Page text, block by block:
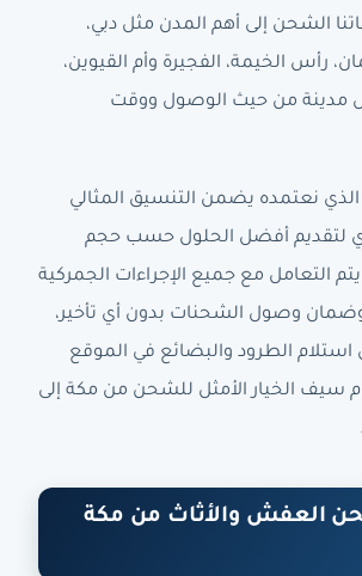
الشحن إلى أهم المدن مثل دبي،
رأس الخيمة، الفجيرة وأم القيوين،
مدينة من حيث الوصول ووقت
الذي نعتمده يضمن التنسيق المثالي
لتقديم أفضل الحلول حسب حجم
التعامل مع جميع الإجراءات الجمركية
وصول الشحنات بدون أي تأخير،
الطرود والبضائع في الموقع
سيف الخيار الأمثل للشحن من مكة إلى
العفش والأثاث من مكة